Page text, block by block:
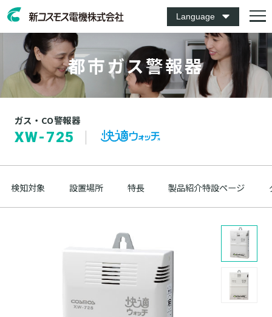
Language
都市ガス警報器
ガス・CO警報器
XW-725
検知対象 設置場所 特長 製品紹介特設ページ